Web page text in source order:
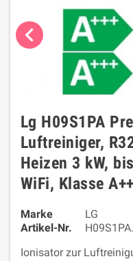
chevron_left
Lg H09S1PA
Luftreiniger,
Heizen 3 kW,
WiFi, Klasse
Marke
LG
Artikel-Nr.
Ionisator zur